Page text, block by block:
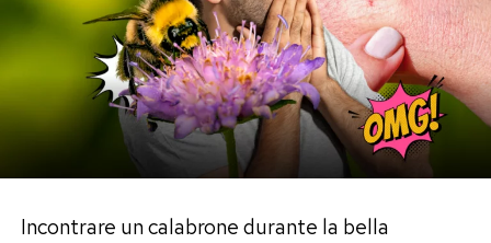
Incontrare un calabrone durante la bella